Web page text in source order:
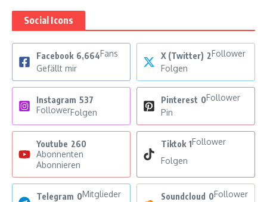
Social Icons
Facebook 6,664Fans
Gefällt mir
X (Twitter) 2Follower
Folgen
Instagram 537
FollowerFolgen
Pinterest 0Follower
Pin
Youtube 260
Abonnenten
Abonnieren
Tiktok 1Follower
Folgen
Telegram 0Mitglieder
Soundcloud 0Follower